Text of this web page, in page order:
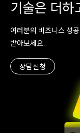
기술은 더하
여러분의 비즈니스 성
받아보세요.
상담신청